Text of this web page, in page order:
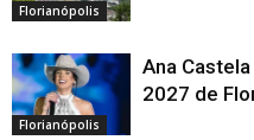
Florianópolis
Florianópolis
Ana
2027 de